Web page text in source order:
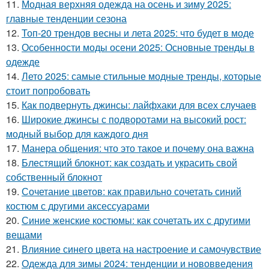
11. Модная верхняя одежда на осень и зиму 2025:
главные тенденции сезона
12. Топ-20 трендов весны и лета 2025: что будет в моде
13. Особенности моды осени 2025: Основные тренды в
одежде
14. Лето 2025: самые стильные модные тренды, которые
стоит попробовать
15. Как подвернуть джинсы: лайфхаки для всех случаев
16. Широкие джинсы с подворотами на высокий рост:
модный выбор для каждого дня
17. Манера общения: что это такое и почему она важна
18. Блестящий блокнот: как создать и украсить свой
собственный блокнот
19. Сочетание цветов: как правильно сочетать синий
костюм с другими аксессуарами
20. Синие женские костюмы: как сочетать их с другими
вещами
21. Влияние синего цвета на настроение и самочувствие
22. Одежда для зимы 2024: тенденции и нововведения